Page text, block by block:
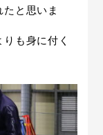
と思いま
も身に付く